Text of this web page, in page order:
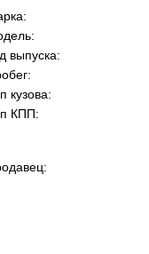
выпуска:
кузова:
КПП: